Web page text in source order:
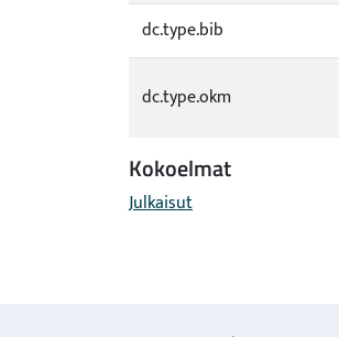
dc.type.bib
dc.type.okm
Kokoelmat
Julkaisut